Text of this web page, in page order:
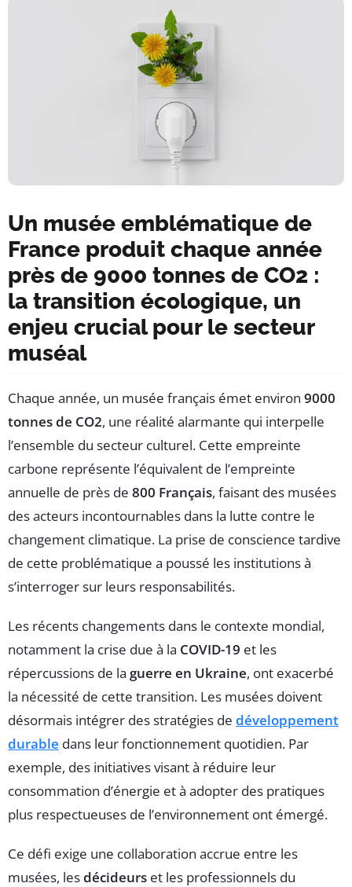
Un musée emblématique de
France produit chaque année
près de 9000 tonnes de CO2 :
la transition écologique, un
enjeu crucial pour le secteur
muséal
Chaque année, un musée français émet environ 9000
tonnes de CO2, une réalité alarmante qui interpelle
l’ensemble du secteur culturel. Cette empreinte
carbone représente l’équivalent de l’empreinte
annuelle de près de 800 Français, faisant des musées
des acteurs incontournables dans la lutte contre le
changement climatique. La prise de conscience tardive
de cette problématique a poussé les institutions à
s’interroger sur leurs responsabilités.
Les récents changements dans le contexte mondial,
notamment la crise due à la COVID-19 et les
répercussions de la guerre en Ukraine, ont exacerbé
la nécessité de cette transition. Les musées doivent
désormais intégrer des stratégies de développement
durable dans leur fonctionnement quotidien. Par
exemple, des initiatives visant à réduire leur
consommation d’énergie et à adopter des pratiques
plus respectueuses de l’environnement ont émergé.
Ce défi exige une collaboration accrue entre les
musées, lesdécideurs et les professionnels du